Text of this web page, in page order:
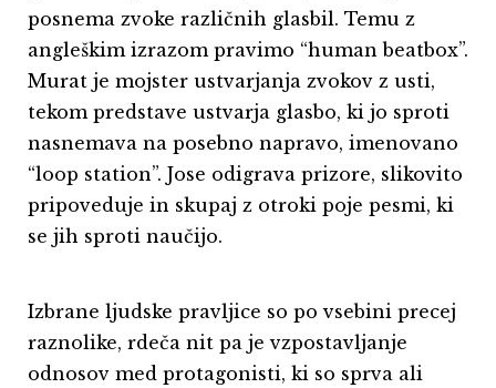
posnema zvoke različnih glasbil. Temu z
angleškim izrazom pravimo “human beatbox”.
Murat je mojster ustvarjanja zvokov z usti,
tekom predstave ustvarja glasbo, ki jo sproti
nasnemava na posebno napravo, imenovano
“loop station”. Jose odigrava prizore, slikovito
pripoveduje in skupaj z otroki poje pesmi, ki
se jih sproti naučijo.
Izbrane ljudske pravljice so po vsebini precej
raznolike, rdeča nit pa je vzpostavljanje
odnosov med protagonisti, ki so sprva ali